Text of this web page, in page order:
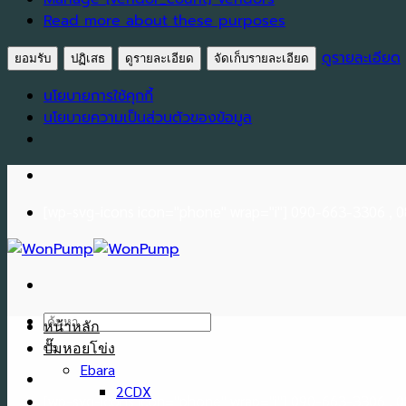
Read more about these purposes
ยอมรับ ปฏิเสธ ดูรายละเอียด จัดเก็บรายละเอียด
ดูรายละเอียด
นโยบายการใช้คุกกี้
นโยบายความเป็นส่วนตัวของข้อมูล
Skip
content
ค้นหา:
[wp-svg-icons icon="phone" wrap="i"] 090-663-3306 ,
หน้าหลัก
ปั๊มหอยโข่ง
Ebara
2CDX